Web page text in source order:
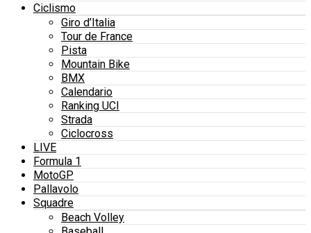
Ciclismo
Giro d’Italia
Tour de France
Pista
Mountain Bike
BMX
Calendario
Ranking UCI
Strada
Ciclocross
LIVE
Formula 1
MotoGP
Pallavolo
Squadre
Beach Volley